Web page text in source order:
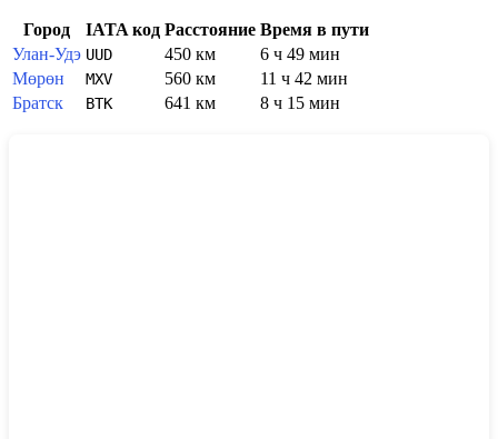
Город IATA код Расстояние Время в пути
Улан-Удэ UUD 450 км
6 ч 49 мин
Мөрөн
MXV 560 км
11 ч 42 мин
Братск
BTK 641 км 8 ч 15 мин